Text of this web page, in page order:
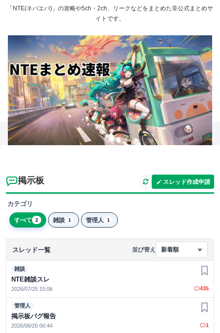
「NTE(ネバエバ)」の攻略や5ch・2ch、リークなどをまとめた非公式まとめサ
イトです。
掲示板 スレッド作成申請
カテゴリ
すべて 2 雑談 1 管理人 1
スレッド一覧 並び替え 新着順
雑談
NTE雑談スレ
2026/07/25 15:06
お気
435
管理人
掲示板バグ報告
2026/06/20 00:44
お気
1